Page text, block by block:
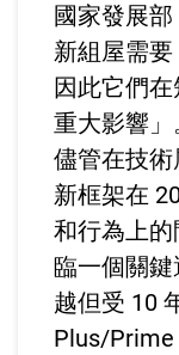
國家發展
新組屋需要
因此它們
重大影響」
儘管在技
新框架在
和行為上
臨一個關
越但受 10
Plus/Prime